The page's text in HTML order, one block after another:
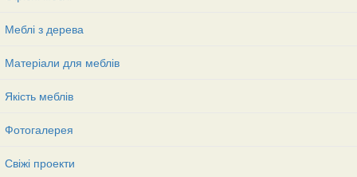
Меблі з дерева
Матеріали для меблів
Якість меблів
Фотогалерея
Свіжі проекти